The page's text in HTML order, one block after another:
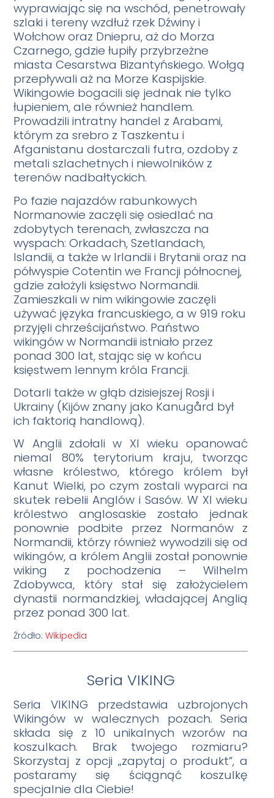
wyprawiając się na wschód, penetrowały
szlaki i tereny wzdłuż rzek Dźwiny i
Wołchow oraz Dniepru, aż do Morza
Czarnego, gdzie łupiły przybrzeżne
miasta Cesarstwa Bizantyńskiego. Wołgą
przepływali aż na Morze Kaspijskie.
Wikingowie bogacili się jednak nie tylko
łupieniem, ale również handlem.
Prowadzili intratny handel z Arabami,
którym za srebro z Taszkentu i
Afganistanu dostarczali futra, ozdoby z
metali szlachetnych i niewolników z
terenów nadbałtyckich.
Po fazie najazdów rabunkowych
Normanowie zaczęli się osiedlać na
zdobytych terenach, zwłaszcza na
wyspach: Orkadach, Szetlandach,
Islandii, a także w Irlandii i Brytanii oraz na
półwyspie Cotentin we Francji północnej,
gdzie założyli księstwo Normandii.
Zamieszkali w nim wikingowie zaczęli
używać języka francuskiego, a w 919 roku
przyjęli chrześcijaństwo. Państwo
wikingów w Normandii istniało przez
ponad 300 lat, stając się w końcu
księstwem lennym króla Francji.
Dotarli także w głąb dzisiejszej Rosji i
Ukrainy (Kijów znany jako Kanugård był
ich faktorią handlową).
W Anglii zdołali w XI wieku opanować
niemal 80% terytorium kraju, tworząc
własne królestwo, którego królem był
Kanut Wielki, po czym zostali wyparci na
skutek rebelii Anglów i Sasów. W XI wieku
królestwo anglosaskie zostało jednak
ponownie podbite przez Normanów z
Normandii, którzy również wywodzili się od
wikingów, a królem Anglii został ponownie
wiking z pochodzenia – Wilhelm
Zdobywca, który stał się założycielem
dynastii normandzkiej, władającej Anglią
przez ponad 300 lat.
Źródło:Wikipedia
Seria VIKING
Seria VIKING przedstawia uzbrojonych
Wikingów w walecznych pozach. Seria
składa się z 10 unikalnych wzorów na
koszulkach. Brak twojego rozmiaru?
Skorzystaj z opcji „zapytaj o produkt”, a
postaramy się ściągnąć koszulkę
specjalnie dla Ciebie!